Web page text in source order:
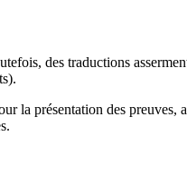
des traductions
présentation des preuves,